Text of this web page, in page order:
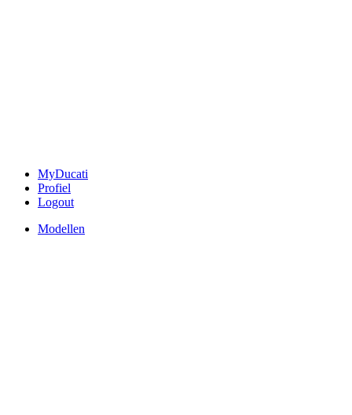
MyDucati
Profiel
Logout
Modellen